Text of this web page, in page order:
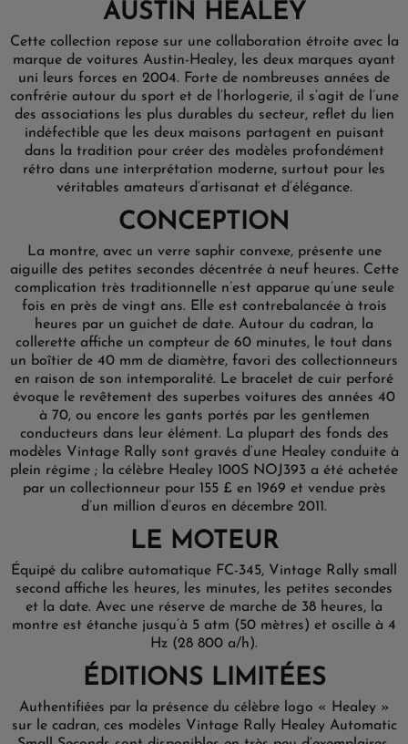
AUSTIN HEALEY
Cette collection repose sur une collaboration étroite avec la
marque de voitures Austin-Healey, les deux marques ayant
uni leurs forces en 2004. Forte de nombreuses années de
confrérie autour du sport et de l’horlogerie, il s’agit de l’une
des associations les plus durables du secteur, reflet du lien
indéfectible que les deux maisons partagent en puisant
dans la tradition pour créer des modèles profondément
rétro dans une interprétation moderne, surtout pour les
véritables amateurs d’artisanat et d’élégance.
CONCEPTION
La montre, avec un verre saphir convexe, présente une
aiguille des petites secondes décentrée à neuf heures. Cette
complication très traditionnelle n’est apparue qu’une seule
fois en près de vingt ans. Elle est contrebalancée à trois
heures par un guichet de date. Autour du cadran, la
collerette affiche un compteur de 60 minutes, le tout dans
un boîtier de 40 mm de diamètre, favori des collectionneurs
en raison de son intemporalité. Le bracelet de cuir perforé
évoque le revêtement des superbes voitures des années 40
à 70, ou encore les gants portés par les gentlemen
conducteurs dans leur élément. La plupart des fonds des
modèles Vintage Rally sont gravés d’une Healey conduite à
plein régime ; la célèbre Healey 100S NOJ393 a été achetée
par un collectionneur pour 155 £ en 1969 et vendue près
d’un million d’euros en décembre 2011.
LE MOTEUR
Équipé du calibre automatique FC-345, Vintage Rally small
second affiche les heures, les minutes, les petites secondes
et la date. Avec une réserve de marche de 38 heures, la
montre est étanche jusqu’à 5 atm (50 mètres) et oscille à 4
Hz (28 800 a/h).
ÉDITIONS LIMITÉES
Authentifiées par la présence du célèbre logo « Healey »
sur le cadran, ces modèles Vintage Rally Healey Automatic